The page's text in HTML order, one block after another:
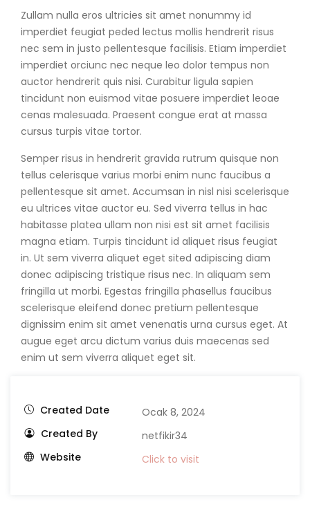
Zullam nulla eros ultricies sit amet nonummy id
imperdiet feugiat peded lectus mollis hendrerit risus
nec sem in justo pellentesque facilisis. Etiam imperdiet
imperdiet orciunc nec neque leo dolor tempus non
auctor hendrerit quis nisi. Curabitur ligula sapien
tincidunt non euismod vitae posuere imperdiet leoae
cenas malesuada. Praesent congue erat at massa
cursus turpis vitae tortor.
Semper risus in hendrerit gravida rutrum quisque non
tellus celerisque varius morbi enim nunc faucibus a
pellentesque sit amet. Accumsan in nisl nisi scelerisque
eu ultrices vitae auctor eu. Sed viverra tellus in hac
habitasse platea ullam non nisi est sit amet facilisis
magna etiam. Turpis tincidunt id aliquet risus feugiat
in. Ut sem viverra aliquet eget sited adipiscing diam
donec adipiscing tristique risus nec. In aliquam sem
fringilla ut morbi. Egestas fringilla phasellus faucibus
scelerisque eleifend donec pretium pellentesque
dignissim enim sit amet venenatis urna cursus eget. At
augue eget arcu dictum varius duis maecenas sed
enim ut sem viverra aliquet eget sit.
Created Date
Ocak 8, 2024
Created By
netfikir34
Website
Click to visit